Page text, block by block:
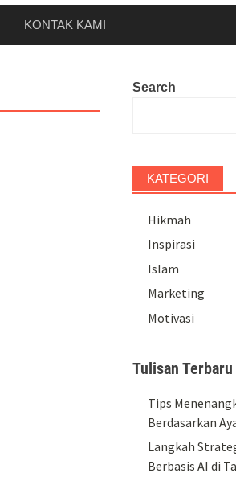
KONTAK KAMI
Search
KATEGORI
Hikmah
Inspirasi
Islam
Marketing
Motivasi
Tulisan Terbaru
Tips
Berdasarkan
Langkah
Berbasis AI di